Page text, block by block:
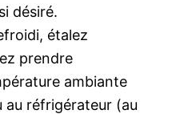
désiré.
étalez
prendre
ambiante
au réfrigérateur (au